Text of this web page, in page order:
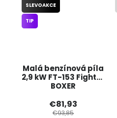
Malá benzínová píla
2,9 kW FT-153 Fighter
BOXER
SLEVOAKCE
TIP
€81,93
€93,85